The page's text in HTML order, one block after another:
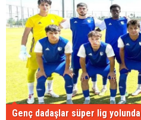
Genç dadaşlar süper lig yolunda